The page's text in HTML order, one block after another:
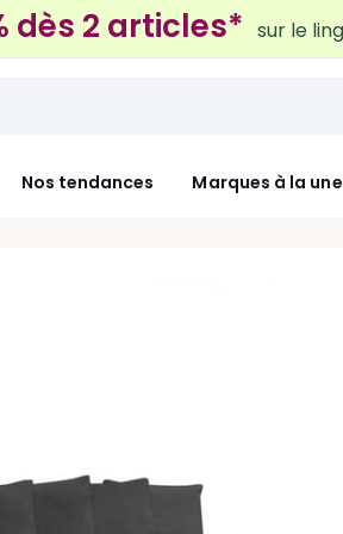
Nos tendances Marques à la une